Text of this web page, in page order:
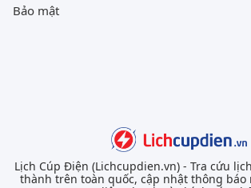
Bảo mật
Lịch Cúp Điện (Lichcupdien.vn) - Tra cứu
thành trên toàn quốc, cập nhật thông báo